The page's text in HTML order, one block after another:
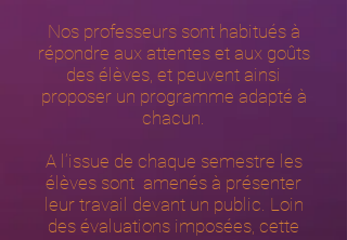
Nos professeurs sont habitués à
répondre aux attentes et aux goûts
des élèves, et peuvent ainsi
proposer un programme adapté à
chacun.
A l’issue de chaque semestre les
élèves sont amenés à présenter
leur travail devant un public. Loin
des évaluations imposées, cette